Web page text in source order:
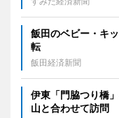
飯田のベビー・キ
転
飯田経済新聞
伊東「門脇つり橋
山と合わせて訪問